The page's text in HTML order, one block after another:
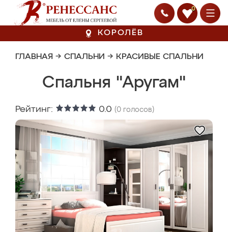
0
КОРОЛЁВ
ГЛАВНАЯ → СПАЛЬНИ → КРАСИВЫЕ СПАЛЬНИ
Спальня "Аругам"
Рейтинг: 0.0 (0 голосов)